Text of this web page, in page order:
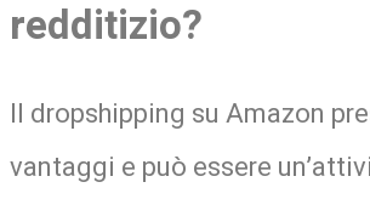
redditizio?
Il dropshipping su Amazon
vantaggi e può essere